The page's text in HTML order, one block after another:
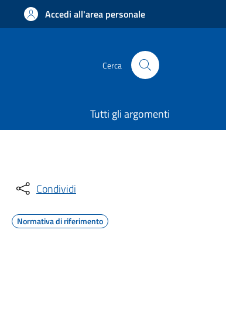
Accedi all'area personale
Cerca
Tutti gli argomenti
Condividi
Normativa di riferimento